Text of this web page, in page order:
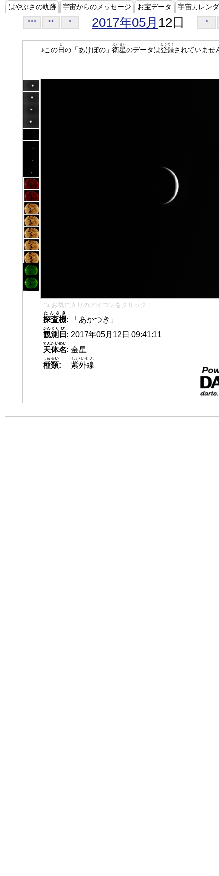
はやぶさの軌跡 宇宙からのメッセージ お宝データ 宇宙カレン
<<< << < 2017年05月 12日 >
♪この日
ひ
の「あけぼの」 衛星
えいせい
のデータは登録
とうろく
されていませ
👈 お気に入りのアイコンをクリック！
探査機
たんさき
:
「あかつき」
観測
かんそく
日
び
: 2017年05月12日 09:41:11
天体名
てんたいめい
: 金星
種類
しゅるい
: 紫外線
しがいせん